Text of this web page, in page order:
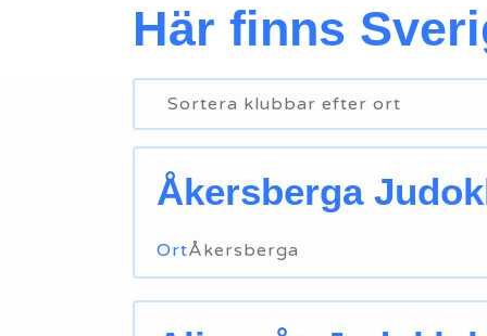
Här finns
Sortera klubbar efter ort
Åkersberga
Alingsås
Älmhult
Älvkarleby
Åkersberga
OrtÅkersberga